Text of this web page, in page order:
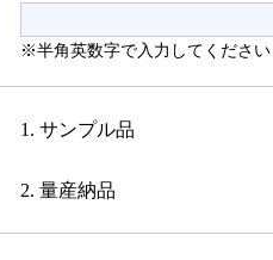
※半角英数字で入力してください
1. サンプル品
2. 量産納品